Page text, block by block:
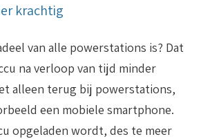
krachtig
van alle powerstations is? Dat
na verloop van tijd minder
alleen terug bij powerstations,
een mobiele smartphone.
opgeladen wordt, des te meer